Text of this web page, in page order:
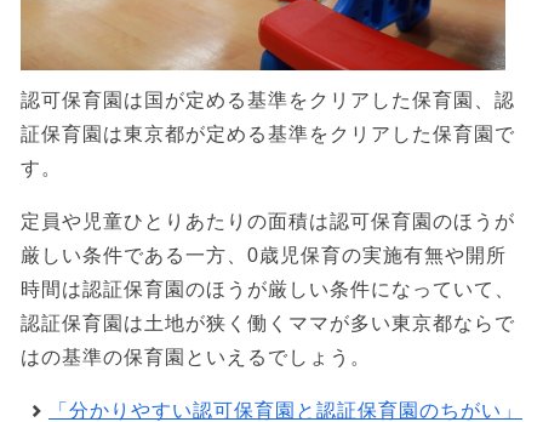
認可保育園は国が定める基準をクリアした保育園、認
証保育園は東京都が定める基準をクリアした保育園で
す。
定員や児童ひとりあたりの面積は認可保育園のほうが
厳しい条件である一方、0歳児保育の実施有無や開所
時間は認証保育園のほうが厳しい条件になっていて、
認証保育園は土地が狭く働くママが多い東京都ならで
はの基準の保育園といえるでしょう。
「分かりやすい認可保育園と認証保育園のちがい」